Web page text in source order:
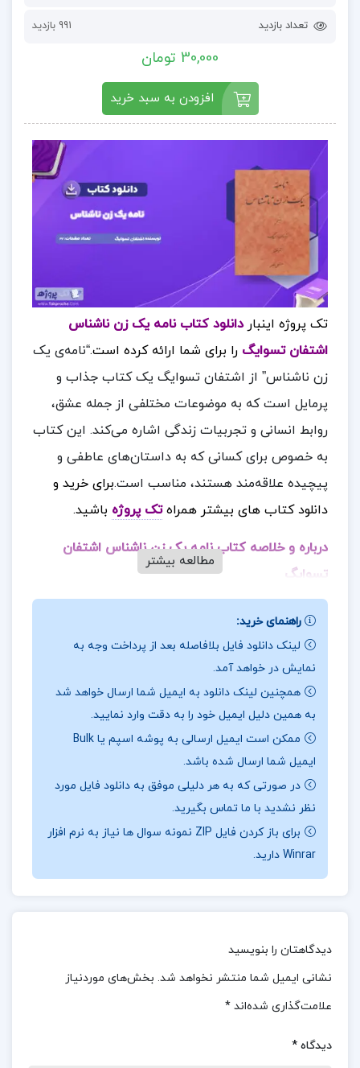
تعداد بازدید 991 بازدید
30,000 تومان
افزودن به سبد خرید
تک پروژه اینبار دانلود کتاب نامه یک زن ناشناس
اشتفان تسوایگ را برای شما ارائه کرده است.“نامه‌ی یک
زن ناشناس” از اشتفان تسوایگ یک کتاب جذاب و
پرمایل است که به موضوعات مختلفی از جمله عشق،
روابط انسانی و تجربیات زندگی اشاره می‌کند. این کتاب
به خصوص برای کسانی که به داستان‌های عاطفی و
پیچیده علاقه‌مند هستند، مناسب است.برای خرید و
دانلود کتاب های بیشتر همراهتک پروژه باشید.
درباره و خلاصه کتاب نامه یک زن ناشناس اشتفان
تسوایگ
“نامه‌ی یک زن ناشناس” از اشتفان تسوایگ یکی از آثار
برجسته‌ی این نویسنده‌ی اتریشی است که به طرز
زیبایی به موضوعات عشق، اشتیاق و پیچیدگی‌های
روابط انسانی می‌پردازد. این کتاب یک داستان کوتاه و
پر از احساسات است که توانسته مخاطبان زیادی را
مجذوب خود کند.تسوایگ در این کتاب داستان نامه‌ای
از یک زن ناشناس به مردی که او را عمیقاً دوست
داشته، روایت می‌کند. زن در نامه‌ی خود به زندگی‌اش،
عشق پنهانی‌اش به این مرد و تمام احساساتی که در
طول سال‌ها برای او داشته، می‌پردازد. داستان به
شیوه‌ای گیرا و تأثیرگذار روایت شده و مخاطب را به
تسوایگ
شخصیت‌پردازی در این کتاب بسیار قوی است.
تفکرات زن ناشناس را به تصویر بکشد. مخاطب با
مطالعه بیشتر
راهنمای خرید:
لینک دانلود فایل بلافاصله بعد از پرداخت وجه به
نمایش در خواهد آمد.
همچنین لینک دانلود به ایمیل شما ارسال خواهد شد
به همین دلیل ایمیل خود را به دقت وارد نمایید.
ممکن است ایمیل ارسالی به پوشه اسپم یا Bulk
ایمیل شما ارسال شده باشد.
در صورتی که به هر دلیلی موفق به دانلود فایل مورد
نظر نشدید با ما تماس بگیرید.
برای باز کردن فایل ZIP نمونه سوال ها نیاز به نرم افزار
Winrar دارید.
دیدگاهتان را بنویسید
نشانی ایمیل شما منتشر نخواهد شد. بخش‌های موردنیاز
علامت‌گذاری شده‌اند *
دیدگاه *